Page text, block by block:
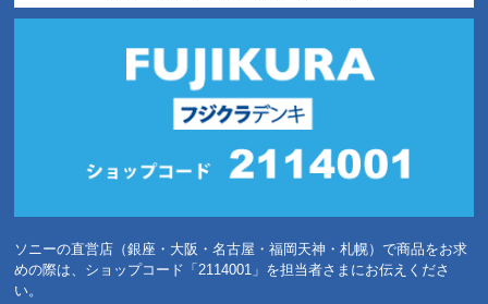
ソニーの直営店（銀座・大阪・名古屋・福岡天神・札幌）で商品をお求
めの際は、ショップコード「2114001」を担当者さまにお伝えくださ
い。